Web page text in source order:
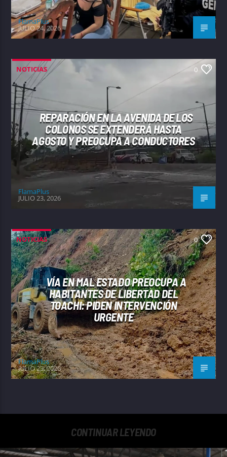
FlamaPlus
JULIO 24, 2026
NOTICIAS 0
REPARACIÓN EN LA AVENIDA DE LOS
COLONOS SE EXTENDERÁ HASTA
AGOSTO Y PREOCUPA A CONDUCTORES
FlamaPlus
JULIO 23, 2026
NOTICIAS 0
VÍA EN MAL ESTADO PREOCUPA A
HABITANTES DE LIBERTAD DEL
TOACHI: PIDEN INTERVENCIÓN
URGENTE
FlamaPlus
JULIO 23, 2026
CONTINUAR LEYENDO